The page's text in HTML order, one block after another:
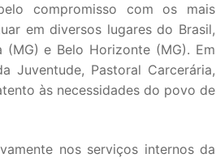
compromisso com os mais
em diversos lugares do Brasil,
e Belo Horizonte (MG). Em
Juventude, Pastoral Carcerária,
às necessidades do povo de
nos serviços internos da